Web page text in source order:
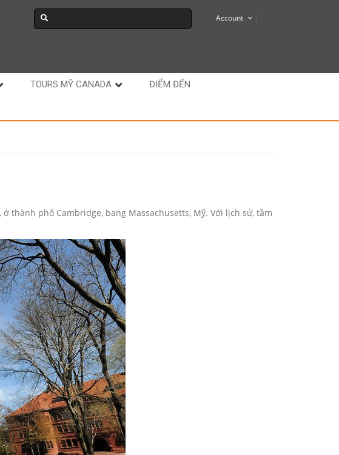
Account
TOURS MỸ CANADA ĐIỂM ĐẾN
thành phố Cambridge, bang Massachusetts, Mỹ. Với lịch sử, tầm